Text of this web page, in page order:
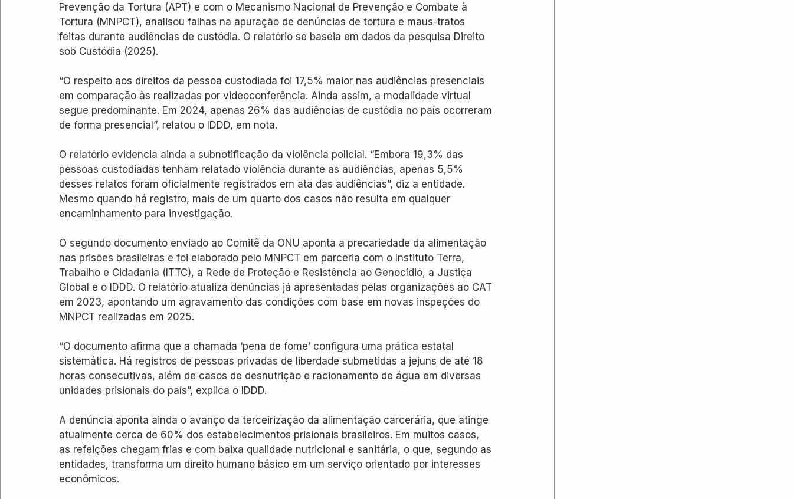
Prevenção da Tortura (APT) e com o Mecanismo Nacional de Prevenção e Combate à
Tortura (MNPCT), analisou falhas na apuração de denúncias de tortura e maus-tratos
feitas durante audiências de custódia. O relatório se baseia em dados da pesquisa Direito
sob Custódia (2025).
“O respeito aos direitos da pessoa custodiada foi 17,5% maior nas audiências presenciais
em comparação às realizadas por videoconferência. Ainda assim, a modalidade virtual
segue predominante. Em 2024, apenas 26% das audiências de custódia no país ocorreram
de forma presencial”, relatou o IDDD, em nota.
O relatório evidencia ainda a subnotificação da violência policial. “Embora 19,3% das
pessoas custodiadas tenham relatado violência durante as audiências, apenas 5,5%
desses relatos foram oficialmente registrados em ata das audiências”, diz a entidade.
Mesmo quando há registro, mais de um quarto dos casos não resulta em qualquer
encaminhamento para investigação.
O segundo documento enviado ao Comitê da ONU aponta a precariedade da alimentação
nas prisões brasileiras e foi elaborado pelo MNPCT em parceria com o Instituto Terra,
Trabalho e Cidadania (ITTC), a Rede de Proteção e Resistência ao Genocídio, a Justiça
Global e o IDDD. O relatório atualiza denúncias já apresentadas pelas organizações ao CAT
em 2023, apontando um agravamento das condições com base em novas inspeções do
MNPCT realizadas em 2025.
“O documento afirma que a chamada ‘pena de fome’ configura uma prática estatal
sistemática. Há registros de pessoas privadas de liberdade submetidas a jejuns de até 18
horas consecutivas, além de casos de desnutrição e racionamento de água em diversas
unidades prisionais do país”, explica o IDDD.
A denúncia aponta ainda o avanço da terceirização da alimentação carcerária, que atinge
atualmente cerca de 60% dos estabelecimentos prisionais brasileiros. Em muitos casos,
as refeições chegam frias e com baixa qualidade nutricional e sanitária, o que, segundo as
entidades, transforma um direito humano básico em um serviço orientado por interesses
econômicos.